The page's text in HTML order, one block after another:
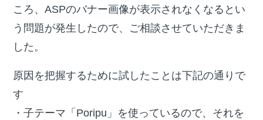
ころ、ASPのバナー画像が表示されなくなるとい
う問題が発生したので、ご相談させていただきま
した。
原因を把握するために試したことは下記の通りで
す
・子テーマ「Poripu」を使っているので、それを